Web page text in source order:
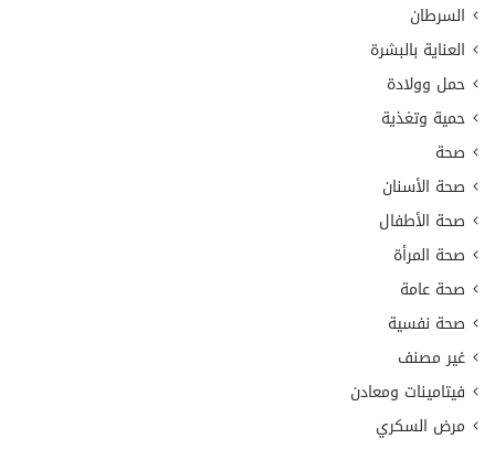
السرطان
العناية بالبشرة
حمل وولادة
حمية وتغذية
صحة
صحة الأسنان
صحة الأطفال
صحة المرأة
صحة عامة
صحة نفسية
غير مصنف
فيتامينات ومعادن
مرض السكري